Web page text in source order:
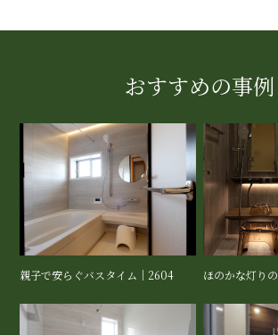
おすすめの事例
親子で安らぐバスタイム｜2604 ほのかな灯り